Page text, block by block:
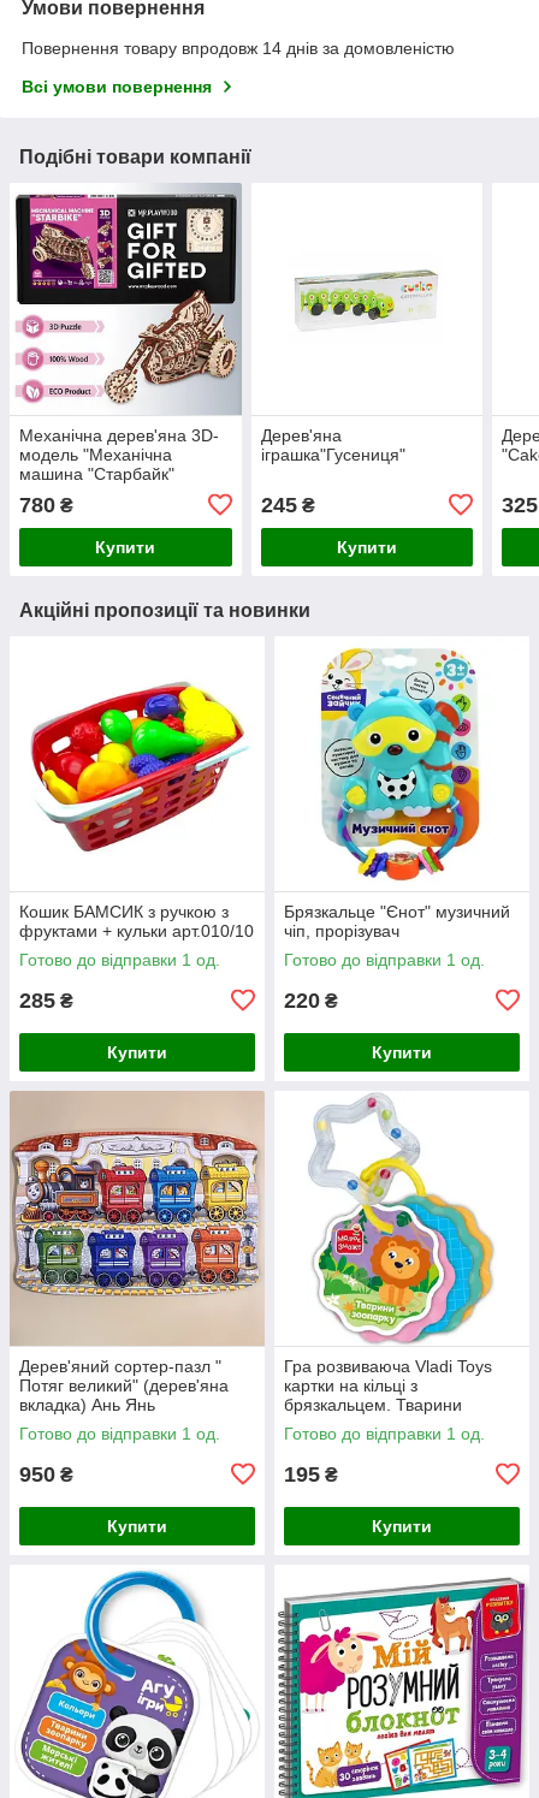
Умови повернення
Повернення товару впродовж 14 днів за домовленістю
Всі умови повернення
Подібні товари компанії
Механічна дерев'яна 3D-
модель "Механічна
машина "Старбайк"
780 ₴
Купити
Дерев'яна
іграшка"Гусениця"
245₴
Купити
325
Акційні пропозиції та новинки
Кошик БАМСИК з ручкою з
фруктами + кульки арт.010/10
Готово до відправки 1 од.
285 ₴
Купити
Брязкальце "Єнот" музичний
чіп, прорізувач
Готово до відправки 1 од.
220 ₴
Купити
Дерев'яний сортер-пазл "
Потяг великий" (дерев'яна
вкладка) Ань Янь
Готово до відправки 1 од.
950 ₴
Купити
Гра розвиваюча Vladi Toys
картки на кільці з
брязкальцем. Тварини
зоопарку
Готово до відправки 1 од.
195 ₴
Купити